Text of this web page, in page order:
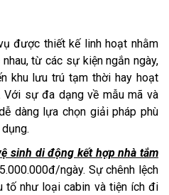
được thiết kế linh hoạt nhằm
từ các sự kiện ngắn ngày,
khu lưu trú tạm thời hay hoạt
sự đa dạng về mẫu mã và
dàng lựa chọn giải pháp phù
sinh di động kết hợp nhà tắm
ngày. Sự chênh lệch
tố như loại cabin và tiện ích đi